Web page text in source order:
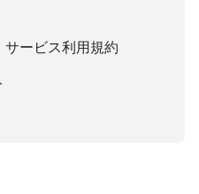
ービス利用規約